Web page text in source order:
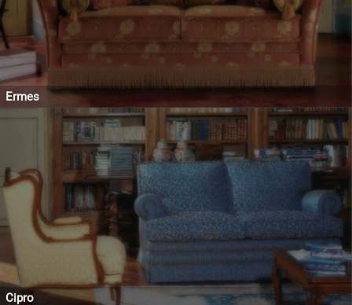
Ermes
Cipro